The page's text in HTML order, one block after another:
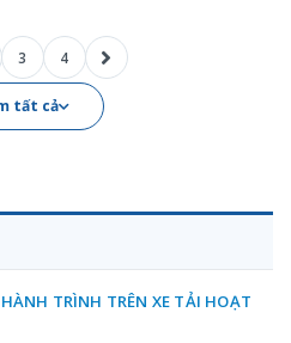
3 4
tất cả
TRÌNH TRÊN XE TẢI HOẠT